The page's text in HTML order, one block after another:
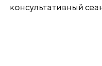
консультативный